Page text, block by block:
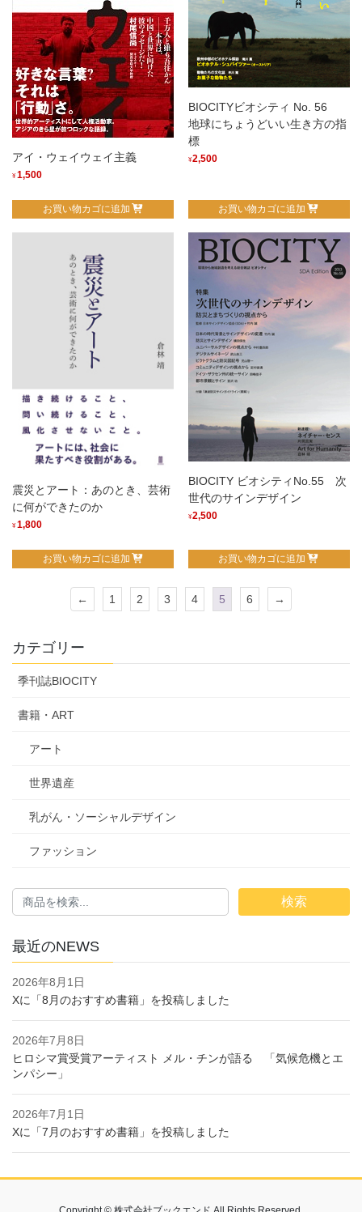
アイ・ウェイウェイ主義
¥1,500
お買い物カゴに追加
BIOCITYビオシティ No. 56
地球にちょうどいい生き方の指
標
¥2,500
お買い物カゴに追加
震災とアート：あのとき、芸術
に何ができたのか
¥1,800
お買い物カゴに追加
BIOCITY ビオシティNo.55 次
世代のサインデザイン
¥2,500
お買い物カゴに追加
← 1 2 3 4 5 6 →
カテゴリー
季刊誌BIOCITY
書籍・ART
アート
世界遺産
乳がん・ソーシャルデザイン
ファッション
検索
最近のNEWS
2026年8月1日
Xに「8月のおすすめ書籍」を投稿しました
2026年7月8日
ヒロシマ賞受賞アーティスト メル・チンが語る 「気候危機とエ
ンパシー」
2026年7月1日
Xに「7月のおすすめ書籍」を投稿しました